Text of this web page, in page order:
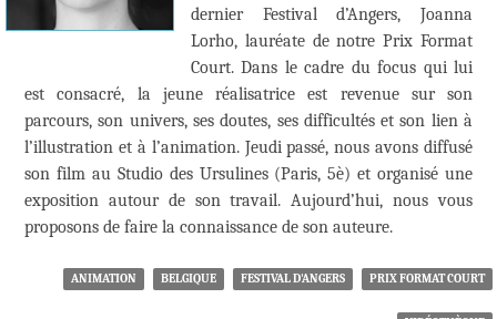
dernier Festival d’Angers, Joanna
Lorho, lauréate de notre Prix Format
Court. Dans le cadre du focus qui lui
est consacré, la jeune réalisatrice est revenue sur son
parcours, son univers, ses doutes, ses difficultés et son lien à
l’illustration et à l’animation. Jeudi passé, nous avons diffusé
son film au Studio des Ursulines (Paris, 5è) et organisé une
exposition autour de son travail. Aujourd’hui, nous vous
proposons de faire la connaissance de son auteure.
ANIMATION BELGIQUE FESTIVAL D'ANGERS PRIX FORMAT COURT